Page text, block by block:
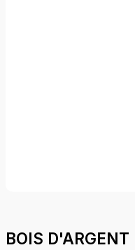
BOIS D'ARGENT